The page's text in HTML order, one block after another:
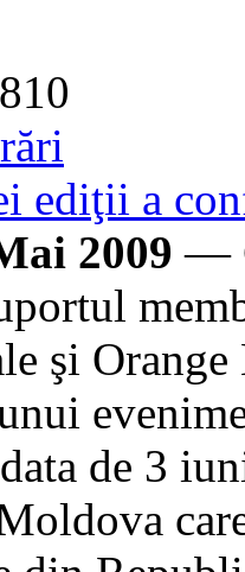
ediţii a
2009 —
şi
de 3